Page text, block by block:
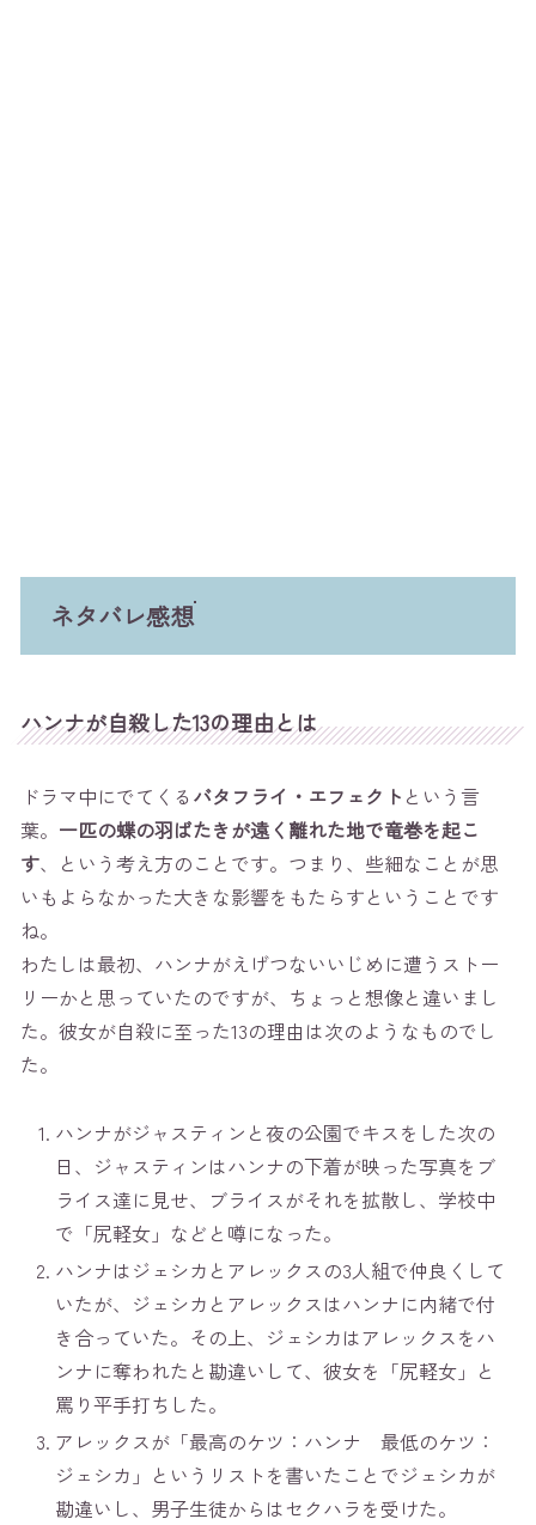
ネタバレ感想
ハンナが自殺した13の理由とは
ドラマ中にでてくる バタフライ・エフェクト という言
葉。 一匹の蝶の羽ばたきが遠く離れた地で竜巻を起こ
す、という考え方のことです。つまり、些細なことが思
いもよらなかった大きな影響をもたらすということです
ね。
わたしは最初、ハンナがえげつないいじめに遭うストー
リーかと思っていたのですが、ちょっと想像と違いまし
た。彼女が自殺に至った13の理由は次のようなものでし
た。
ハンナがジャスティンと夜の公園でキスをした次の
日、ジャスティンはハンナの下着が映った写真をブ
ライス達に見せ、ブライスがそれを拡散し、学校中
で「尻軽女」などと噂になった。
ハンナはジェシカとアレックスの3人組で仲良くして
いたが、ジェシカとアレックスはハンナに内緒で付
き合っていた。その上、ジェシカはアレックスをハ
ンナに奪われたと勘違いして、彼女を「尻軽女」と
罵り平手打ちした。
アレックスが「最高のケツ：ハンナ 最低のケツ：
ジェシカ」というリストを書いたことでジェシカが
勘違いし、男子生徒からはセクハラを受けた。